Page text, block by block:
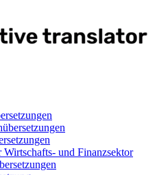
Wirtschafts- und Finanzsektor